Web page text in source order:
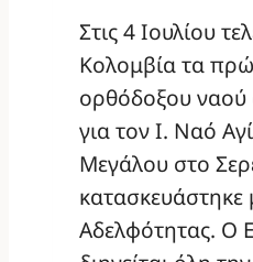
Στις 4 Ιουλίου
Κολομβία τα
ορθόδοξου ναού
για τον Ι. Ναό
Μεγάλου στο
Αδελφότητας. Ο